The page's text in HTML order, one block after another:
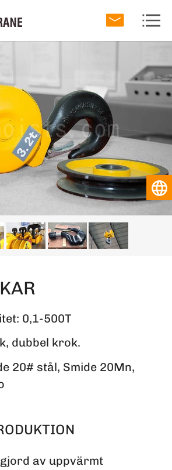
0,1-500T
dubbel krok.
20# stål, Smide 20Mn,
av uppvärmt